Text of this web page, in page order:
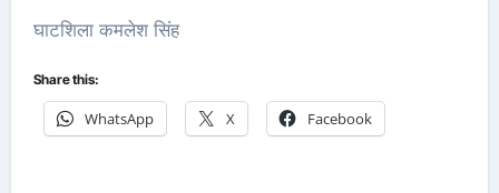
घाटशिला कमलेश सिंह
Share this:
WhatsApp X Facebook